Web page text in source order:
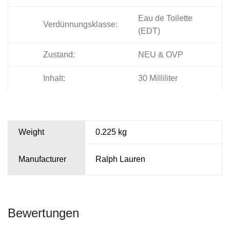
Verdünnungsklasse:
Eau de Toilette
(EDT)
Zustand: NEU & OVP
Inhalt: 30 Milliliter
Weight 0.225 kg
Manufacturer Ralph Lauren
Bewertungen